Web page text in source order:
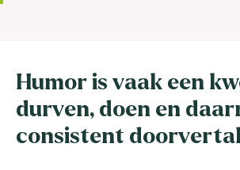
Humor is vaak een
durven, doen en
consistent